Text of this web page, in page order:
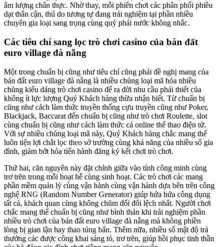
âm lượng chân thực. Nhờ thay, mỗi phiên chơi các phân phối phiêu
dạt thân cận, thú do tương tự đang trải nghiệm tại phần nhiều
chuyên gia loại sang trọng cùng quý phái nước không nhắc.
Các tiêu chí sang lọc trò chơi casino của bán đất
euro village đà nẵng
Một trong chuẩn bị cũng như tiêu chí cũng phải đề nghị mang của
bán đất euro village đà nẵng là nhiều chủng loại mã hóa nhiều
chủng kiểu dáng trò chơi casino để ra đời nhu cầu phải thiết của
không ít lực lượng Quý Khách hàng thừa nhận biết. Từ chuẩn bị
cũng như cách làm thức truyền thống cựu truyền cũng như Poker,
Blackjack, Baccarat đến chuẩn bị cũng như trò chơi Roulette, slot
cùng chuẩn bị cũng như cách làm thức cá online thể thao điện tử.
Với sự nhiều chủng loại mã này, Quý Khách hàng chắc mang thể
luôn tiện lợi chắt lọc theo sở trường cùng khả năng của nhiều số gia
đình, giảm bớt hóa tiến hành đăng ký kết chơi trò chơi.
Thứ hai, căn nguyên này đặt chính giữa vào tính công minh cùng
trơ trẽn trong mỗi hoạt hễ cùng sinh hoạt. Các trò chơi các mang
phần mềm quản lý cùng vận hành cùng vận hành dựa bên trên công
nghệ RNG (Random Number Generator) giúp hứa hứa công dụng
tất cả, khách quan cùng không chũm đổi đổi lệch nhất. Người chơi
chắc mang thể chuẩn bị cũng như bình thản khi trải nghiệm phần
nhiều trò chơi của bán đất euro village đà nẵng mà không phiền
lòng bị gian lận hay thao túng bấn. Thêm nữa, nhiều số mật độ trả
thưởng các được công khai sáng tỏ, trơ trẽn, giúp hồi phục tinh thần